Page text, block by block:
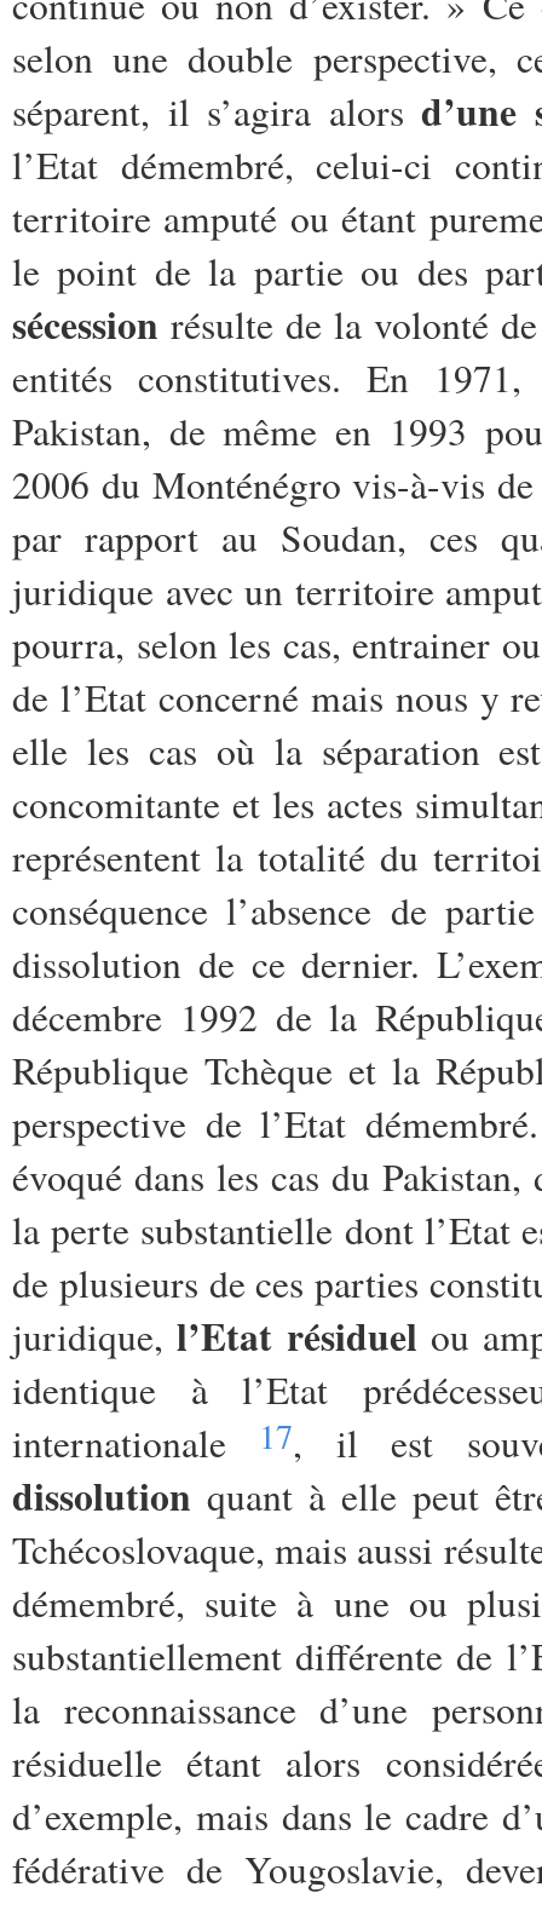
selon une double
séparent, il s’agira alorsd’une
l’Etat démembré, celui-ci
territoire amputé ou étant
le point de la partie ou des
sécession résulte de la volonté
entités constitutives. En
Pakistan, de même en 1993
2006 du Monténégro vis-à-vis
par rapport au Soudan, ces
juridique avec un territoire
pourra, selon les cas, entrainer
de l’Etat concerné mais nous y
elle les cas où la séparation
concomitante et les actes
représentent la totalité du
conséquence l’absence de
dissolution de ce dernier.
décembre 1992 de la
République Tchèque et la
perspective de l’Etat
évoqué dans les cas du
la perte substantielle dont l’Etat
de plusieurs de ces parties
juridique,l’Etat résiduel ou
identique à l’Etat
internationale
17, il est
dissolution quant à elle peut
Tchécoslovaque, mais aussi
démembré, suite à une ou
substantiellement différente de
la reconnaissance d’une
résiduelle étant alors
d’exemple, mais dans le cadre
fédérative de Yougoslavie,